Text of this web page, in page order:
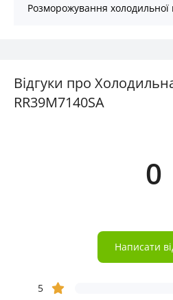
Розморожування холодильної
Відгуки про
RR39M7140SA
0
Написати
5